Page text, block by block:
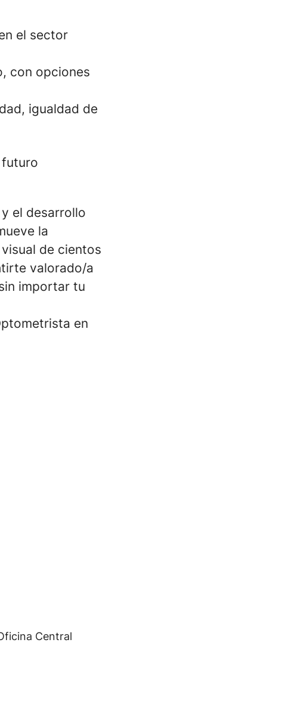
el sector
con opciones
igualdad de
el desarrollo
la
de cientos
valorado/a
importar tu
en
Central